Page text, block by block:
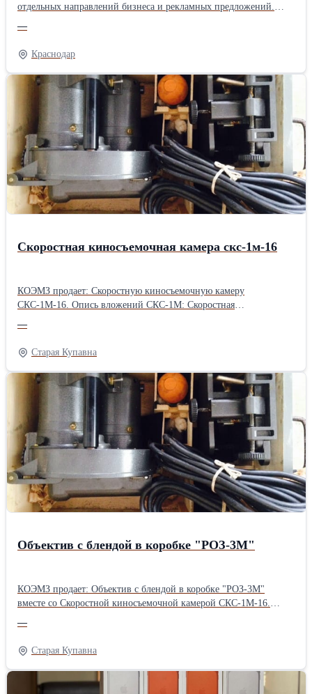
отдельных направлений бизнеса и рекламных предложений.
знакомит посетителя с предложением, отвечает на основные
вопросы и подводит к отправке заявки. В состав работ входит: •
анализ продукта и целевой аудитории • разработка структуры
лендинга • подготовка прототипа • создание индивидуального
дизайна • адаптивная верстка • подключение форм и систем
аналитики Создаем удобные и убедительные посадочные
страницы с ориентацией на обращения потенциальных
клиентов.
—
Краснодар
Скоростная киносъемочная камера скс-1м-16
КОЭМЗ продает: Скоростную киносъемочную камеру
СКС-1М-16. Опись вложений СКС-1М: Скоростная
"РОЗ-3М". Приспособление для наводки. Электрошнур. Коробка
с бобиной. ЗИП. Подробности по телефону или на сайте:
—
Старая Купавна
Объектив с блендой в коробке "РОЗ-3М"
КОЭМЗ продает: Объектив с блендой в коробке "РОЗ-3М"
вместе со Скоростной киносъемочной камерой СКС-1М-16.
крышкой. Объектив с блендой в коробке "РОЗ-3М".
Приспособление для наводки. Электрошнур. Коробка с бобиной.
ЗИП. Подробности по телефону или на сайте:
—
Старая Купавна